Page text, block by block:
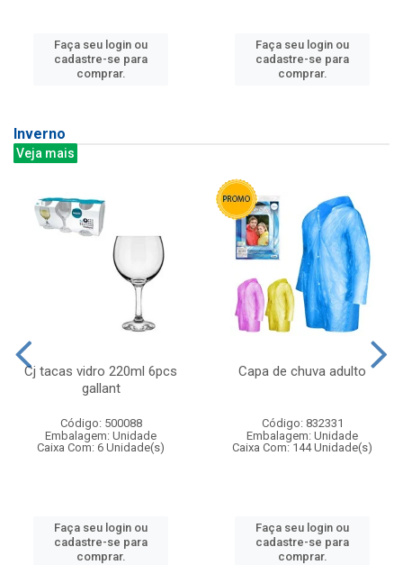
Faça seu login ou
cadastre-se para
comprar.
Faça seu login ou
cadastre-se para
comprar.
Inverno
Veja mais
Cj tacas vidro 220ml 6pcs
gallant
Código: 500088
Embalagem: Unidade
Caixa Com: 6 Unidade(s)
Faça seu login ou
cadastre-se para
comprar.
Capa de chuva adulto
Código: 832331
Embalagem: Unidade
Caixa Com: 144 Unidade(s)
Faça seu login ou
cadastre-se para
comprar.